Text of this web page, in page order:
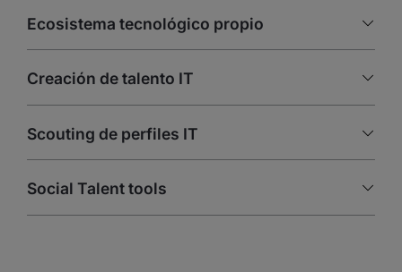
Ecosistema tecnológico propio
Creación de talento IT
Scouting de perfiles IT
Social Talent tools